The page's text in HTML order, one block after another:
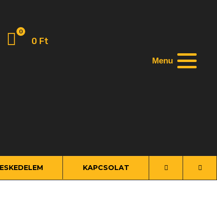
0 Ft
0
KAPCSOLAT
Menu